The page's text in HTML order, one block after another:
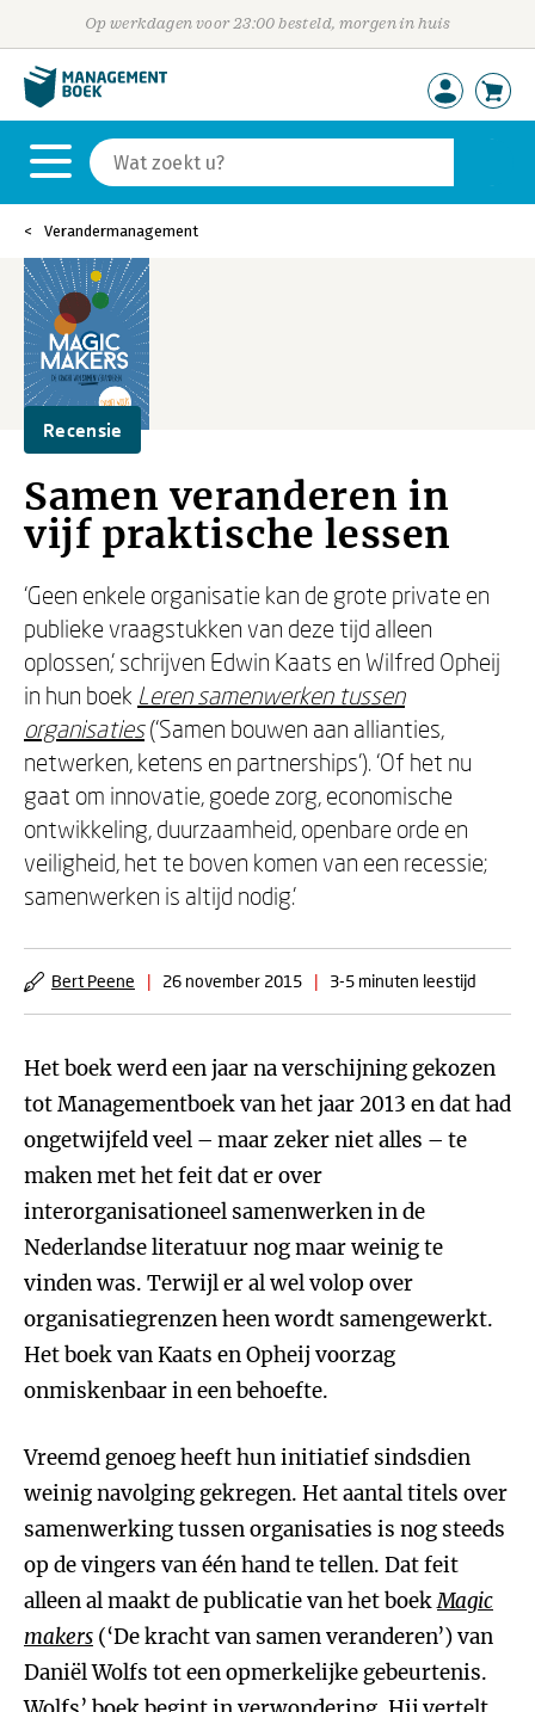
Op werkdagen voor 23:00 besteld, morgen in huis
Verandermanagement
Recensie
Samen veranderen in
vijf praktische lessen
‘Geen enkele organisatie kan de grote private en
publieke vraagstukken van deze tijd alleen
oplossen,’ schrijven Edwin Kaats en Wilfred Opheij
in hun boek Leren samenwerken tussen
organisaties(‘Samen bouwen aan allianties,
netwerken, ketens en partnerships’). ‘Of het nu
gaat om innovatie, goede zorg, economische
ontwikkeling, duurzaamheid, openbare orde en
veiligheid, het te boven komen van een recessie;
samenwerken is altijd nodig.’
Bert Peene | 26 november 2015 | 3-5 minuten leestijd
Het boek werd een jaar na verschijning gekozen
tot Managementboek van het jaar 2013 en dat had
ongetwijfeld veel – maar zeker niet alles – te
maken met het feit dat er over
interorganisationeel samenwerken in de
Nederlandse literatuur nog maar weinig te
vinden was. Terwijl er al wel volop over
organisatiegrenzen heen wordt samengewerkt.
Het boek van Kaats en Opheij voorzag
onmiskenbaar in een behoefte.
Vreemd genoeg heeft hun initiatief sindsdien
weinig navolging gekregen. Het aantal titels over
samenwerking tussen organisaties is nog steeds
op de vingers van één hand te tellen. Dat feit
alleen al maakt de publicatie van het boekMagic
makers (‘De kracht van samen veranderen’) van
Daniël Wolfs tot een opmerkelijke gebeurtenis.